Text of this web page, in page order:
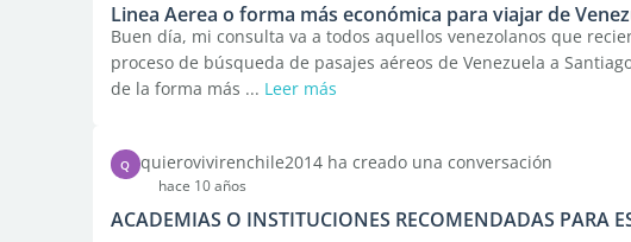
Linea Aerea o forma más económica para viajar de
Buen día, mi consulta va a todos aquellos venezolanos que
proceso de búsqueda de pasajes aéreos de Venezuela a
de la forma más ... Leer más
Q quierovivirenchile2014 ha creado una conversación
hace 10 años
ACADEMIAS O INSTITUCIONES RECOMENDADAS PARA